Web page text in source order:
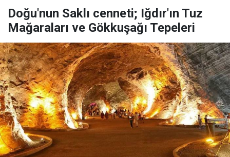
Doğu'nun Saklı cenneti; Iğdır'ın Tuz
Mağaraları ve Gökkuşağı Tepeleri